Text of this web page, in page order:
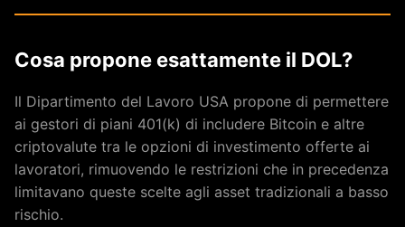
Cosa propone esattamente il DOL?
Il Dipartimento del Lavoro USA propone di permettere
ai gestori di piani 401(k) di includere Bitcoin e altre
criptovalute tra le opzioni di investimento offerte ai
lavoratori, rimuovendo le restrizioni che in precedenza
limitavano queste scelte agli asset tradizionali a basso
rischio.